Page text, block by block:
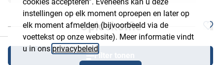
instellingen op elk moment oproepen en later op
elk moment afmelden (bijvoorbeeld via de
voettekst op onze website). Meer informatie vindt
u in ons privacybeleid
Oploskoffie
Filter tonen